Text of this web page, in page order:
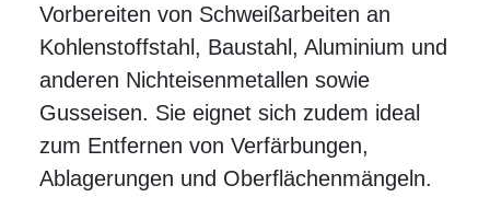
Vorbereiten von Schweißarbeiten an
Kohlenstoffstahl, Baustahl, Aluminium und
anderen Nichteisenmetallen sowie
Gusseisen. Sie eignet sich zudem ideal
zum Entfernen von Verfärbungen,
Ablagerungen und Oberflächenmängeln.